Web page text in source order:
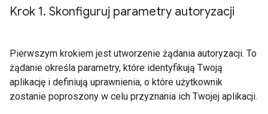
Krok 1. Skonfiguruj parametry autoryzacji
Pierwszym krokiem jest utworzenie żądania autoryzacji. To
żądanie określa parametry, które identyfikują Twoją
aplikację i definiują uprawnienia, o które użytkownik
zostanie poproszony w celu przyznania ich Twojej aplikacji.